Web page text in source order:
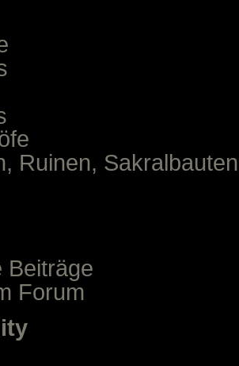
Ruinen, Sakralbauten
Beiträge
Forum